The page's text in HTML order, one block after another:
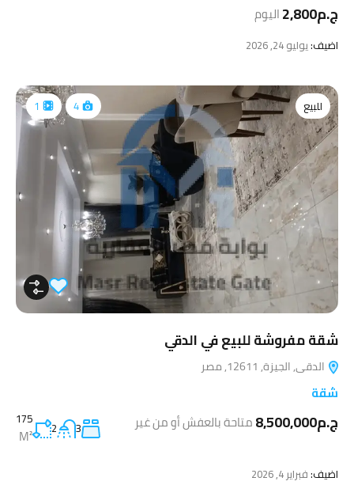
ج.م2,800 اليوم
اضيف:يوليو 24, 2026
للبيع 4
1
شقة مفروشة للبيع في الدقي
الدقى, الجيزة, 12611, مصر
شقة
ج.م8,500,000 متاحة بالعفش أو من غير 3
2
175
M²
اضيف:فبراير 4, 2026